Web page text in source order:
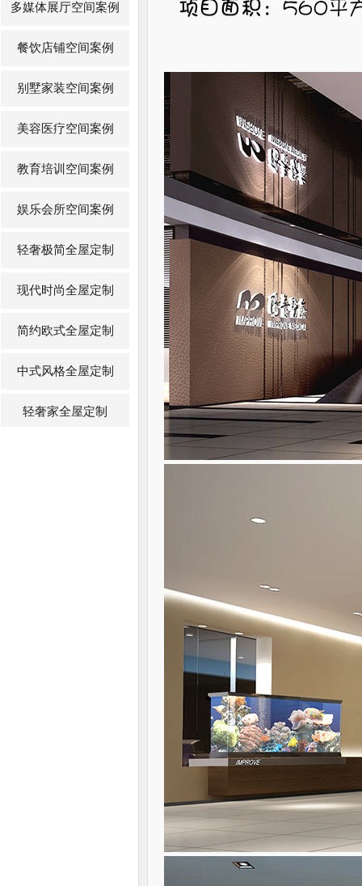
多媒体展厅空间案例
餐饮店铺空间案例
别墅家装空间案例
美容医疗空间案例
教育培训空间案例
娱乐会所空间案例
轻奢极简全屋定制
现代时尚全屋定制
简约欧式全屋定制
中式风格全屋定制
轻奢家全屋定制